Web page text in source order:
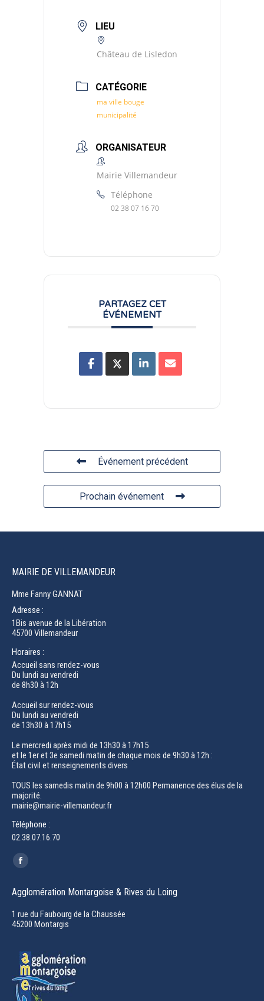
LIEU
Château de Lisledon
CATÉGORIE
ma ville bouge
municipalité
ORGANISATEUR
Mairie Villemandeur
Téléphone
02 38 07 16 70
PARTAGEZ CET
ÉVÉNEMENT
Événement précédent
Prochain événement
MAIRIE DE VILLEMANDEUR
Mme Fanny GANNAT
Adresse :
1Bis avenue de la Libération
45700 Villemandeur
Horaires :
Accueil sans rendez-vous
Du lundi au vendredi
de 8h30 à 12h
Accueil sur rendez-vous
Du lundi au vendredi
de 13h30 à 17h15
Le mercredi après midi de 13h30 à 17h15
et le 1er et 3e samedi matin de chaque mois de 9h30 à 12h :
État civil et renseignements divers
TOUS les samedis matin de 9h00 à 12h00 Permanence des élus de la
majorité.
mairie@mairie-villemandeur.fr
Téléphone :
02.38.07.16.70
Trouvez nous sur :
Facebook
opens
in
new
Agglomération Montargoise & Rives du Loing
1 rue du Faubourg de la Chaussée
45200 Montargis